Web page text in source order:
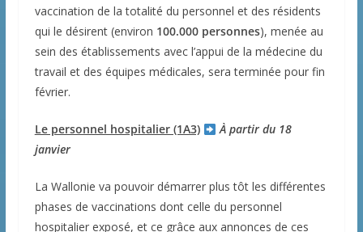
vaccination de la totalité du personnel et des résidents
qui le désirent (environ 100.000 personnes), menée au
sein des établissements avec l’appui de la médecine du
travail et des équipes médicales, sera terminée pour fin
février.
Le personnel hospitalier (1A3)
À partir du 18
janvier
La Wallonie va pouvoir démarrer plus tôt les différentes
phases de vaccinations dont celle du personnel
hospitalier exposé, et ce grâce aux annonces de ces